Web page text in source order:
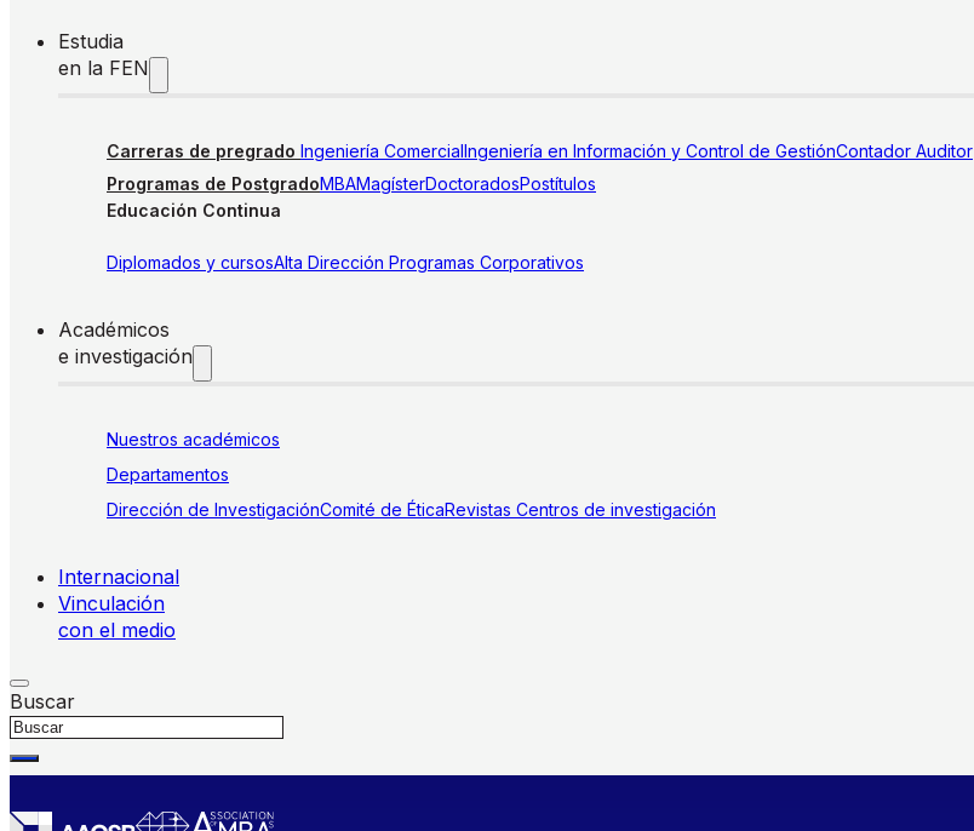
Estudia
en la FEN
Carreras de pregrado Ingeniería ComercialIngeniería en Información y Control de GestiónContador Auditor
Programas de PostgradoMBAMagísterDoctoradosPostítulos
Educación Continua
Diplomados y cursosAlta Dirección Programas Corporativos
Académicos
e investigación
Nuestros académicos
Departamentos
Dirección de InvestigaciónComité de ÉticaRevistas Centros de investigación
Internacional
Vinculación
con el medio
Buscar